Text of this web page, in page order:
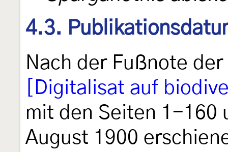
4.3.
Nach der Fußnote
[Digitalisat auf
mit den Seiten 1-160
August 1900